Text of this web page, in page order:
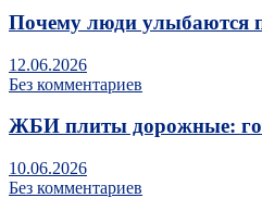
Почему люди улыбаются
12.06.2026
Без комментариев
ЖБИ плиты дорожные:
10.06.2026
Без комментариев